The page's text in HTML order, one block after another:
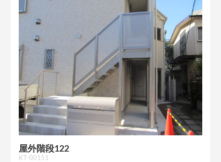
屋外階段122
KT-00151